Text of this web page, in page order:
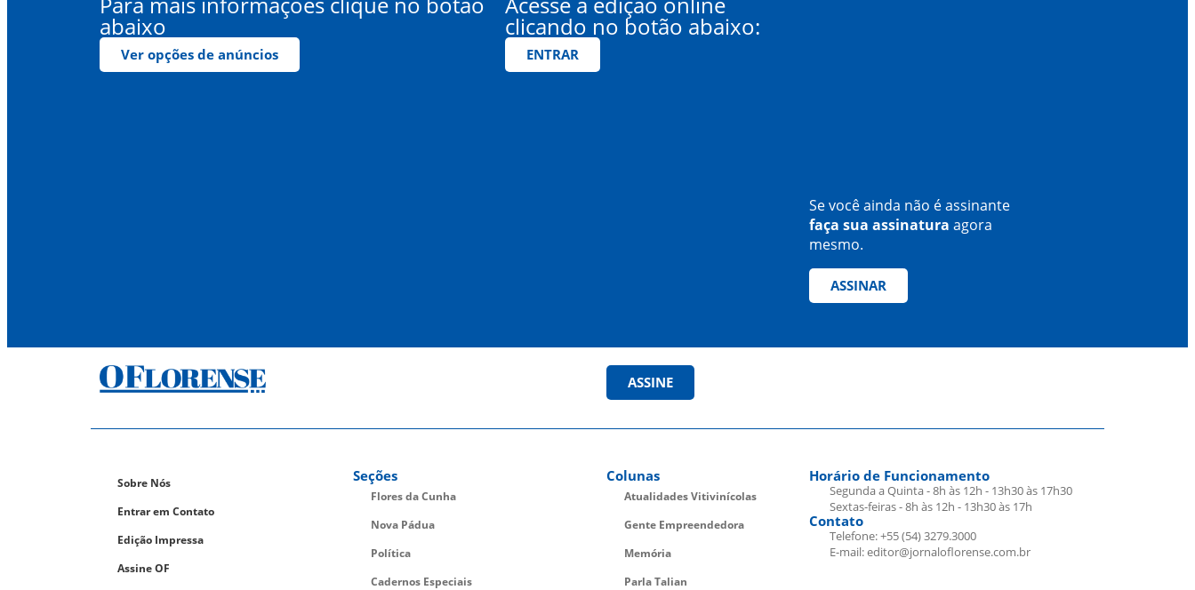
abaixo
Ver opções de anúncios
clicando no botão abaixo:
ENTRAR
Se você ainda não é assinante
faça sua assinatura agora
mesmo.
ASSINAR
ASSINE
Sobre Nós
Entrar em Contato
Edição Impressa
Assine OF
Seções
Flores da Cunha
Nova Pádua
Política
Cadernos Especiais
Colunas
Atualidades Vitivinícolas
Gente Empreendedora
Memória
Parla Talian
Horário de Funcionamento
Segunda a Quinta - 8h às 12h - 13h30 às 17h30
Sextas-feiras - 8h às 12h - 13h30 às 17h
Contato
Telefone: +55 (54) 3279.3000
E-mail: editor@jornaloflorense.com.br